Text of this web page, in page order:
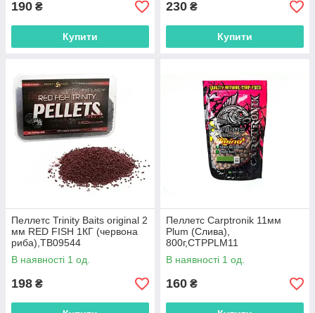
190 ₴
Купити
230 ₴
Купити
Пеллетс Trinity Baits original 2
мм RED FISH 1КГ (червона
риба),ТВ09544
В наявності 1 од.
198 ₴
Пеллетс Carptronik 11мм
Plum (Слива),
800г,CTPPLM11
В наявності 1 од.
160 ₴